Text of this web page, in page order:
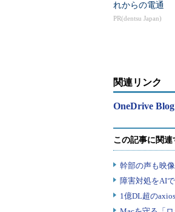
れからの電通
PR(dentsu Japan)
関連リンク
OneDrive Blog